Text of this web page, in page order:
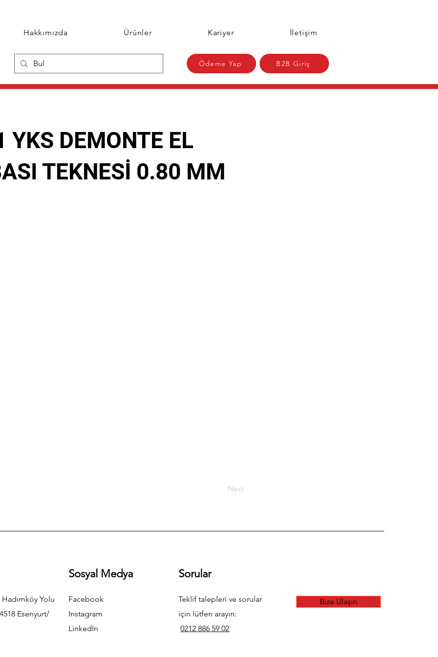
Hakkımızda Ürünler Kariyer İletişim
Ödeme Yap B2B Giriş
YKS DEMONTE EL
TEKNESİ 0.80 MM
Next
Yolu
Esenyurt/
Sosyal Medya
Facebook
Instagram
LinkedIn
Sorular
Teklif talepleri ve sorular
için lütfen arayın:
0212 886 59 02
Bize Ulaşın